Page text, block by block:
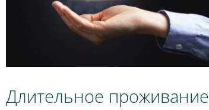
Длительное проживание